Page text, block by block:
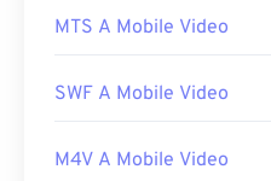
MTS A Mobile Video
SWF A Mobile Video
M4V A Mobile Video